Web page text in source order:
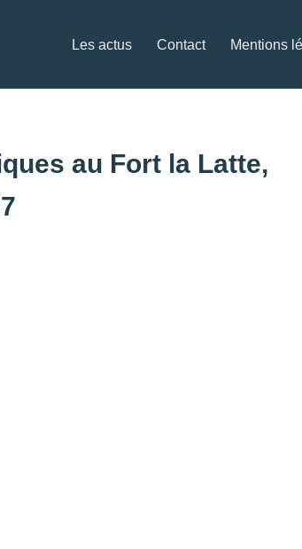
Les actus Contact Mentions
au Fort la Latte,